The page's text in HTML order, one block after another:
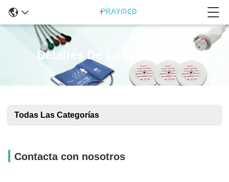
Detalles De Los Productos
Todas Las Categorías
Contacta con nosotros